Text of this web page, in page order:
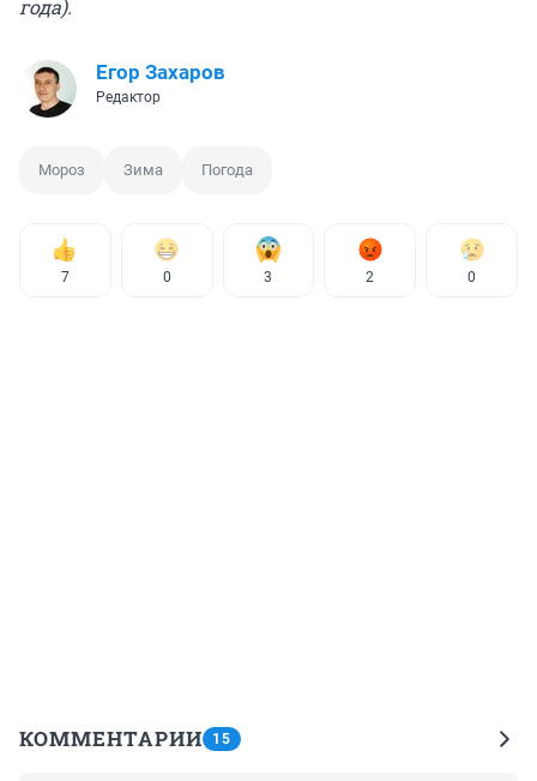
года).
Егор Захаров
Редактор
Мороз Зима Погода
7 0 3 2 0
КОММЕНТАРИИ 15